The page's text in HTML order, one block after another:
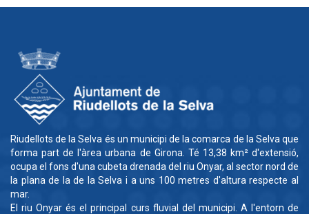
Riudellots de la Selva és un municipi de la comarca de la Selva que
forma part de l'àrea urbana de Girona. Té 13,38 km² d'extensió,
ocupa el fons d'una cubeta drenada del riu Onyar, al sector nord de
la plana de la de la Selva i a uns 100 metres d'altura respecte al
mar.
El riu Onyar és el principal curs fluvial del municipi. A l'entorn de